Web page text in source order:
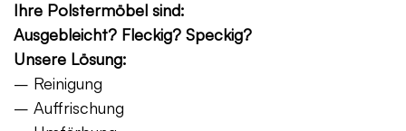
Ihre Polstermöbel sind:
Ausgebleicht? Fleckig? Speckig?
Unsere Lösung:
– Reinigung
– Auffrischung